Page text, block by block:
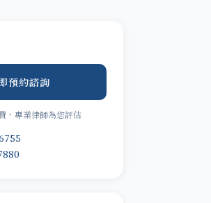
預約諮詢
，專業律師為您評估